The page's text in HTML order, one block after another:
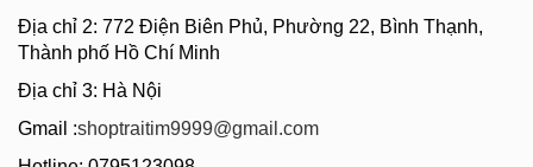
Địa chỉ 2: 772 Điện Biên Phủ, Phường 22, Bình Thạnh,
Thành phố Hồ Chí Minh
Địa chỉ 3: Hà Nội
Gmail :shoptraitim9999@gmail.com